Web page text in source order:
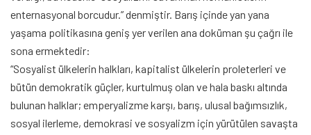
enternasyonal borcudur.” denmiştir. Barış içinde yan yana
yaşama politikasına geniş yer verilen ana doküman şu çağrı ile
sona ermektedir:
“Sosyalist ülkelerin halkları, kapitalist ülkelerin proleterleri ve
bütün demokratik güçler, kurtulmuş olan ve hala baskı altında
bulunan halklar; emperyalizme karşı, barış, ulusal bağımsızlık,
sosyal ilerleme, demokrasi ve sosyalizm için yürütülen savaşta